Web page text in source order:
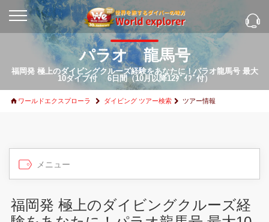
パラオ 龍馬号
福岡発 極上のダイビングクルーズ経験をあなたに！パラオ龍馬号 最大
10ダイブ付 6日間（10月以降12ﾀﾞｲﾌﾞ付）
ワールドエクスプローラ ダイビング ツアー検索 ツアー情報
福岡発 極上のダイビングクルーズ経